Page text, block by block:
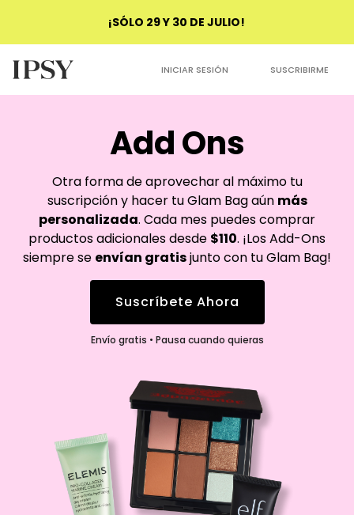
¡SÓLO 29 Y 30 DE JULIO!
INICIAR SESIÓN SUSCRIBIRME
Add Ons
Otra forma de aprovechar al máximo tu
suscripción y hacer tu Glam Bag aún más
personalizada. Cada mes puedes comprar
productos adicionales desde $110. ¡Los Add-Ons
siempre se envían gratisjunto con tu Glam Bag!
Suscríbete Ahora
Envío gratis • Pausa cuando quieras